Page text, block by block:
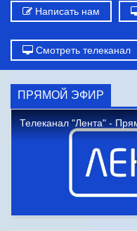
Написать нам
Смотреть телеканал
ПРЯМОЙ ЭФИР